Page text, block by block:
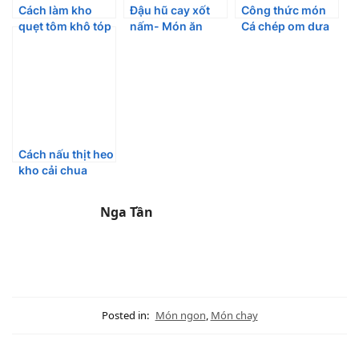
Cách làm kho
quẹt tôm khô tóp
Đậu hũ cay xốt
nấm- Món ăn
Công thức món
Cá chép om dưa
Cách nấu thịt heo
kho cải chua
Nga Tần
Posted in: Món ngon Món chay